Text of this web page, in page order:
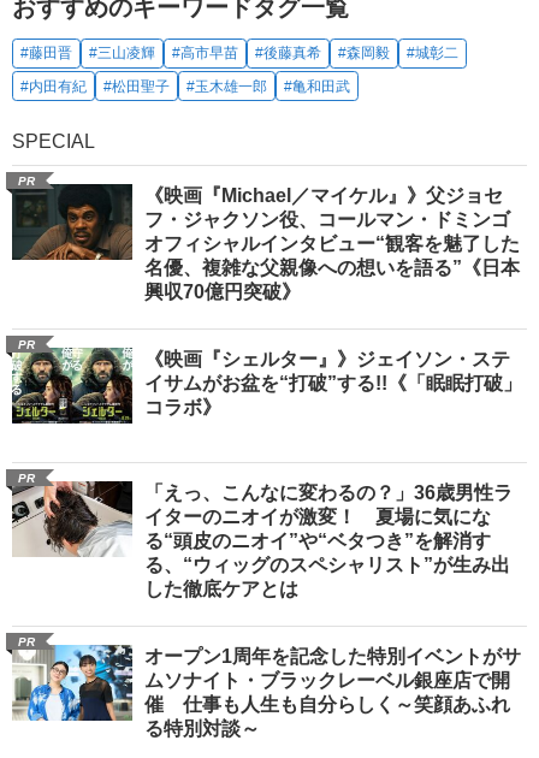
おすすめのキーワードタグ一覧
#藤田晋 #三山凌輝 #高市早苗 #後藤真希 #森岡毅
#城彰二
#内田有紀
#松田聖子 #玉木雄一郎 #亀和田武
SPECIAL
PR
《映画『Michael／マイケル』》父ジョセ
フ・ジャクソン役、コールマン・ドミンゴ
オフィシャルインタビュー“観客を魅了した
名優、複雑な父親像への想いを語る”《日本
興収70億円突破》
PR
《映画『シェルター』》ジェイソン・ステ
イサムがお盆を“打破”する!!《「眠眠打破」
コラボ》
PR
「えっ、こんなに変わるの？」36歳男性ラ
イターのニオイが激変！ 夏場に気にな
る“頭皮のニオイ”や“ベタつき”を解消す
る、“ウィッグのスペシャリスト”が生み出
した徹底ケアとは
PR
オープン1周年を記念した特別イベントがサ
ムソナイト・ブラックレーベル銀座店で開
催 仕事も人生も自分らしく～笑顔あふれ
る特別対談～